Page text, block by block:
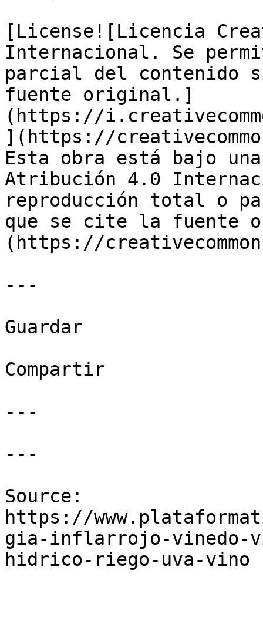
[License![Licencia
Internacional. Se
parcial del contenido
fuente original.]
(https://
](https://
Esta obra está bajo
Atribución 4.0
reproducción total o
que se cite la fuente
(https://
---
Guardar
Compartir
---
---
Source:
https://
gia-inflarrojo-vinedo-